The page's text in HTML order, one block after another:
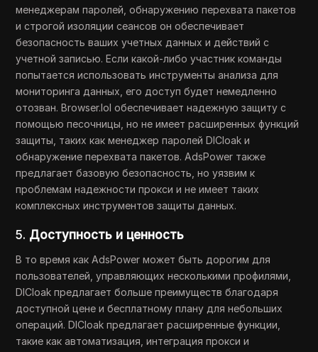
менеджерам паролей, обнаружению перехвата пакетов
и строгой изоляции сеансов он обеспечивает
безопасность ваших учетных данных и действий с
учетной записью. Если какой-либо участник команды
попытается использовать инструменты анализа для
мониторинга данных, его доступ будет немедленно
отозван. Browser.lol обеспечивает надежную защиту с
помощью песочницы, но не имеет расширенных функций
защиты, таких как менеджер паролей DICloak и
обнаружение перехвата пакетов. AdsPower также
предлагает базовую безопасность, но уязвим к
проблемам надежности прокси и не имеет таких
комплексных инструментов защиты данных.
5. Доступность и ценность
В то время как AdsPower может быть дорогим для
пользователей, управляющих несколькими профилями,
DICloak предлагает больше преимуществ благодаря
доступной цене и бесплатному плану для небольших
операций. DICloak предлагает расширенные функции,
такие как автоматизация, интеграция прокси и